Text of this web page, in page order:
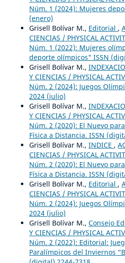
Núm. 1 (2024): Mujeres
(enero)
Grisell Bolívar M., Editorial ,
CIENCIAS / PHYSICAL
Núm. 1 (2022): Mujeres
deporte olímpicos" ISSN
Grisell Bolívar M.,
Y CIENCIAS / PHYSICAL
Núm. 2 (2024): Juegos
2024 (julio)
Grisell Bolívar M.,
Y CIENCIAS / PHYSICAL
Núm. 2 (2020): El Nuevo
Física a Distancia. ISSN
Grisell Bolívar M., INDICE ,
CIENCIAS / PHYSICAL
Núm. 2 (2020): El Nuevo
Física a Distancia. ISSN
Grisell Bolívar M., Editorial ,
CIENCIAS / PHYSICAL
Núm. 2 (2024): Juegos
2024 (julio)
Grisell Bolívar M., Consejo
Y CIENCIAS / PHYSICAL
Núm. 2 (2022): Editorial:
Paralímpicos del Inviernos